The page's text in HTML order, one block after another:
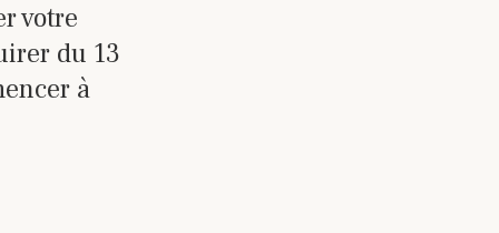
votre
du 13
à